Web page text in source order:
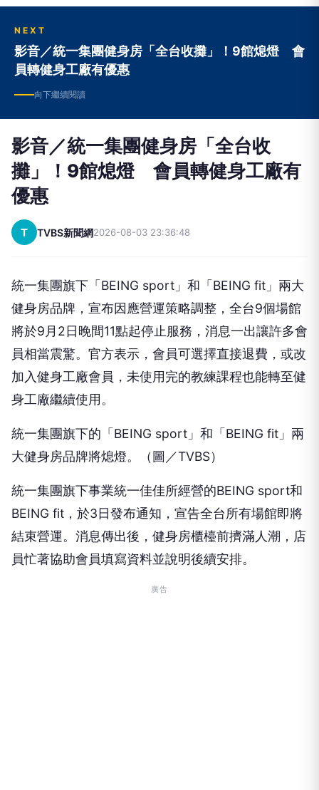
NEXT
影音／統一集團健身房「全台收攤」！9館熄燈 會
員轉健身工廠有優惠
向下繼續閱讀
影音／統一集團健身房「全台收
攤」！9館熄燈 會員轉健身工廠有
優惠
T TVBS新聞網2026-08-03 23:36:48
統一集團旗下「BEING sport」和「BEING fit」兩大
健身房品牌，宣布因應營運策略調整，全台9個場館
將於9月2日晚間11點起停止服務，消息一出讓許多會
員相當震驚。官方表示，會員可選擇直接退費，或改
加入健身工廠會員，未使用完的教練課程也能轉至健
身工廠繼續使用。
統一集團旗下的「BEING sport」和「BEING fit」兩
大健身房品牌將熄燈。（圖／TVBS）
統一集團旗下事業統一佳佳所經營的BEING sport和
BEING fit，於3日發布通知，宣告全台所有場館即將
結束營運。消息傳出後，健身房櫃檯前擠滿人潮，店
員忙著協助會員填寫資料並說明後續安排。
廣告